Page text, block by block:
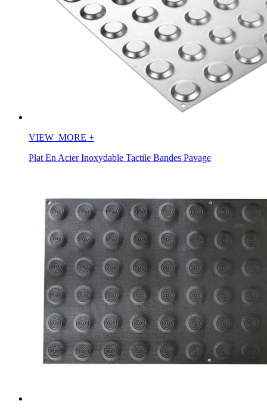
VIEW_MORE +
Plat En Acier Inoxydable Tactile Bandes Pavage